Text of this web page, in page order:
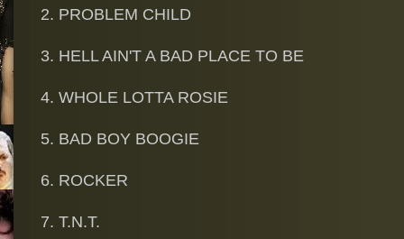
2. PROBLEM CHILD
3. HELL AIN'T A BAD PLACE TO BE
4. WHOLE LOTTA ROSIE
5. BAD BOY BOOGIE
6. ROCKER
7. T.N.T.